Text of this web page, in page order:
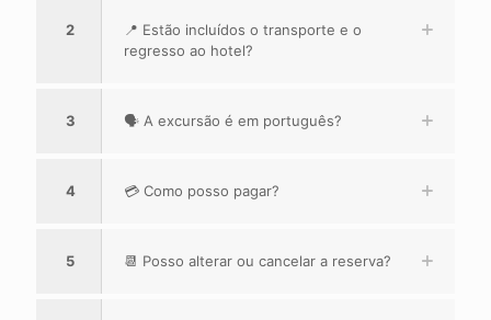
2
📍 Estão incluídos o transporte e o
regresso ao hotel?
3 🗣️ A excursão é em português?
4 💳 Como posso pagar?
5 📆 Posso alterar ou cancelar a reserva?